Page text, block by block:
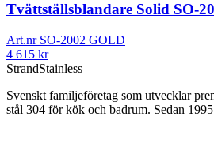
Tvättställsblandare Solid SO-
Art.nr SO-2002 GOLD
4 615 kr
StrandStainless
Svenskt familjeföretag som utvecklar
stål 304 för kök och badrum. Sedan